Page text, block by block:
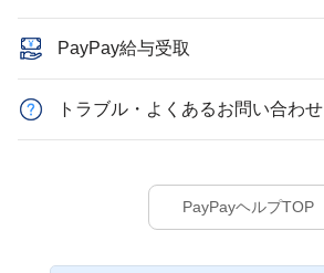
PayPay給与受取
トラブル・よくあるお問い合わせ
PayPayヘルプTOP